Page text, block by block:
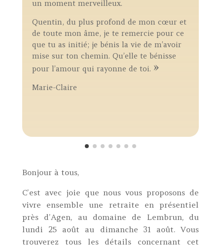
un moment merveilleux.
Quentin, du plus profond de mon cœur et
de toute mon âme, je te remercie pour ce
que tu as initié; je bénis la vie de m’avoir
mise sur ton chemin. Qu’elle te bénisse
pour l’amour qui rayonne de toi. »
Marie-Claire
Bonjour à tous,
C’est avec joie que nous vous proposons de
vivre ensemble une retraite en présentiel
près d’Agen, au domaine de Lembrun, du
lundi 25 août au dimanche 31 août. Vous
trouverez tous les détails concernant cet